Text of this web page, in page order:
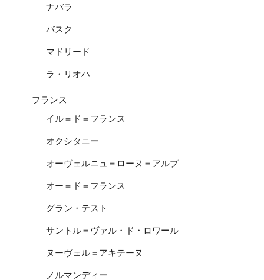
ナバラ
バスク
マドリード
ラ・リオハ
フランス
イル＝ド＝フランス
オクシタニー
オーヴェルニュ＝ローヌ＝アルプ
オー＝ド＝フランス
グラン・テスト
サントル＝ヴァル・ド・ロワール
ヌーヴェル＝アキテーヌ
ノルマンディー